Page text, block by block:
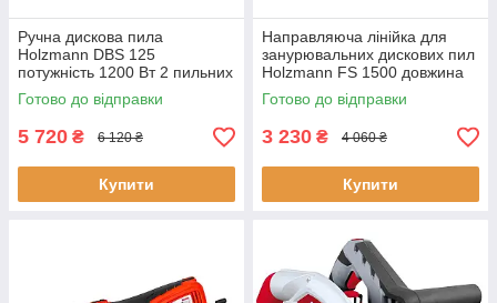
Ручна дискова пила
Holzmann DBS 125
потужність 1200 Вт 2 пильних
диска максимальна висота
різу 31 мм швидкість 5500 об/
Готово до відправки
5 720 ₴ 6 120 ₴
Купити
Направляюча лінійка для
занурювальних дискових пил
Holzmann FS 1500 довжина
1500 мм вага 1.9 кг матеріал
- легкий алюміній
Готово до відправки
3 230 ₴ 4 060 ₴
Купити